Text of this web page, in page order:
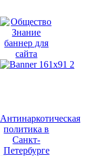
Антинаркотическая
политика в
Санкт-
Петербурге